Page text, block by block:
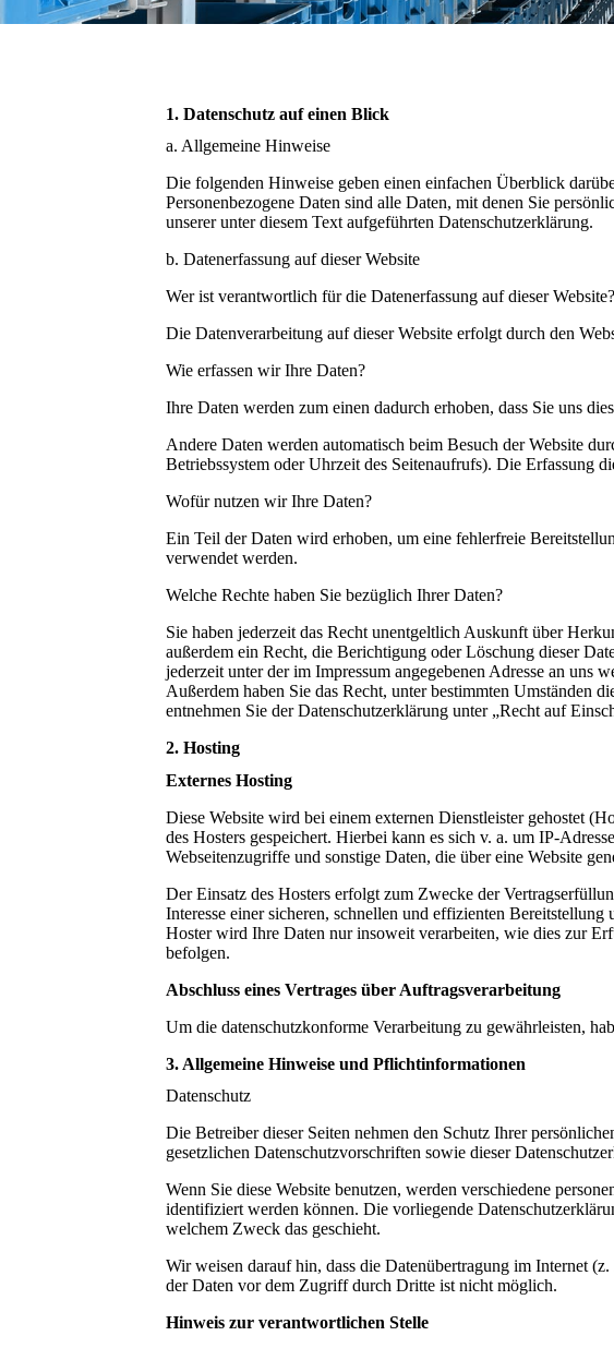
1. Datenschutz auf einen Blick
a. Allgemeine Hinweise
Die folgenden Hinweise geben einen einfachen Überblick
Personenbezogene Daten sind alle Daten, mit denen Sie
unserer unter diesem Text aufgeführten Datenschutzerklärung.
b. Datenerfassung auf dieser Website
Wer ist verantwortlich für die Datenerfassung auf dieser Website?
Die Datenverarbeitung auf dieser Website erfolgt durch den
Wie erfassen wir Ihre Daten?
Ihre Daten werden zum einen dadurch erhoben, dass Sie uns
Andere Daten werden automatisch beim Besuch der Website
Betriebssystem oder Uhrzeit des Seitenaufrufs). Die Erfassung
Wofür nutzen wir Ihre Daten?
Ein Teil der Daten wird erhoben, um eine fehlerfreie
verwendet werden.
Welche Rechte haben Sie bezüglich Ihrer Daten?
Sie haben jederzeit das Recht unentgeltlich Auskunft über
außerdem ein Recht, die Berichtigung oder Löschung dieser
jederzeit unter der im Impressum angegebenen Adresse an uns
Außerdem haben Sie das Recht, unter bestimmten Umständen
entnehmen Sie der Datenschutzerklärung unter „Recht auf
2. Hosting
Externes Hosting
Diese Website wird bei einem externen Dienstleister gehostet
des Hosters gespeichert. Hierbei kann es sich v. a. um IP-
Webseitenzugriffe und sonstige Daten, die über eine Website
Der Einsatz des Hosters erfolgt zum Zwecke der
Interesse einer sicheren, schnellen und effizienten
Hoster wird Ihre Daten nur insoweit verarbeiten, wie dies zur
befolgen.
Abschluss eines Vertrages über Auftragsverarbeitung
Um die datenschutzkonforme Verarbeitung zu gewährleisten,
3. Allgemeine Hinweise und Pflichtinformationen
Datenschutz
Die Betreiber dieser Seiten nehmen den Schutz Ihrer
gesetzlichen Datenschutzvorschriften sowie dieser
Wenn Sie diese Website benutzen, werden verschiedene
identifiziert werden können. Die vorliegende
welchem Zweck das geschieht.
Wir weisen darauf hin, dass die Datenübertragung im Internet
der Daten vor dem Zugriff durch Dritte ist nicht möglich.
Hinweis zur verantwortlichen Stelle